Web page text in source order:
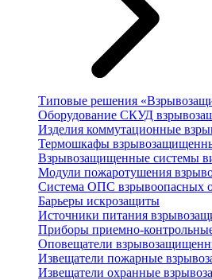
Типовые решения
Оборудование СКУД
Изделия коммутационные
Термошкафы
Взрывозащищенные системы
Модули пожаротушения
Система ОПС взрывоопасных
Барьеры искрозащиты
Источники питания
Приборы приемно-
Оповещатели
Извещатели пожарные
Извещатели охранные